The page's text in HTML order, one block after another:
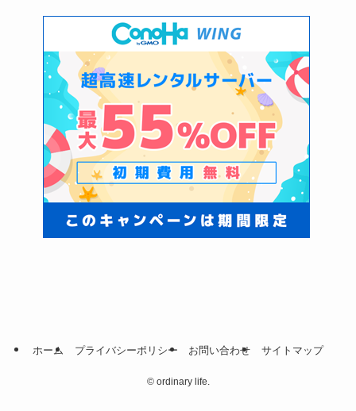
ホーム プライバシーポリシー お問い合わせ サイトマップ
©ordinary life.